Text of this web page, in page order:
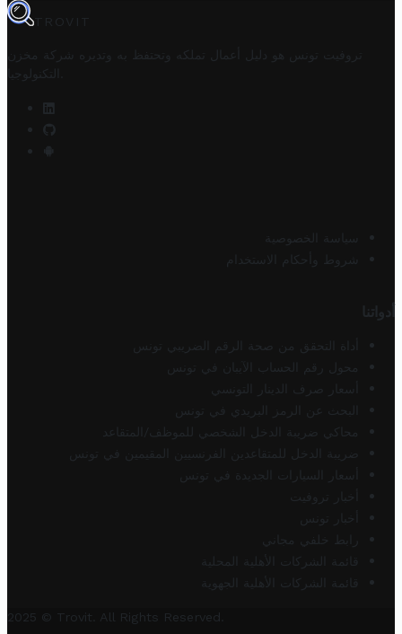
TROVIT
تروفيت تونس هو دليل أعمال تملكه وتحتفظ به وتديره
شركة مخزن
التكنولوجيا
سياسة الخصوصية
شروط وأحكام الاستخدام
أدواتنا
أداة التحقق من صحة الرقم الضريبي تونس
محول رقم الحساب الآيبان في تونس
أسعار صرف الدينار التونسي
البحث عن الرمز البريدي في تونس
محاكي ضريبة الدخل الشخصي للموظف/المتقاعد
ضريبة الدخل للمتقاعدين الفرنسيين المقيمين في تونس
أسعار السيارات الجديدة في تونس
أخبار تروفيت
أخبار تونس
رابط خلفي مجاني
قائمة الشركات الأهلية المحلية
قائمة الشركات الأهلية الجهوية
2025 © Trovit. All Rights Reserved.